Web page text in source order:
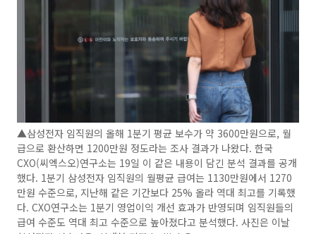
▲삼성전자 임직원의 올해 1분기 평균 보수가 약 3600만원으로, 월
급으로 환산하면 1200만원 정도라는 조사 결과가 나왔다. 한국
CXO(씨엑스오)연구소는 19일 이 같은 내용이 담긴 분석 결과를 공개
했다. 1분기 삼성전자 임직원의 월평균 급여는 1130만원에서 1270
만원 수준으로, 지난해 같은 기간보다 25% 올라 역대 최고를 기록했
다. CXO연구소는 1분기 영업이익 개선 효과가 반영되며 임직원들의
급여 수준도 역대 최고 수준으로 높아졌다고 분석했다. 사진은 이날